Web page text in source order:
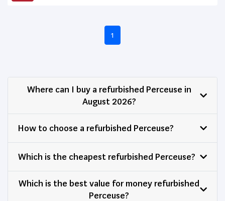
1
Where can I buy a refurbished Perceuse in
August 2026?
How to choose a refurbished Perceuse?
Which is the cheapest refurbished Perceuse?
Which is the best value for money refurbished
Perceuse?